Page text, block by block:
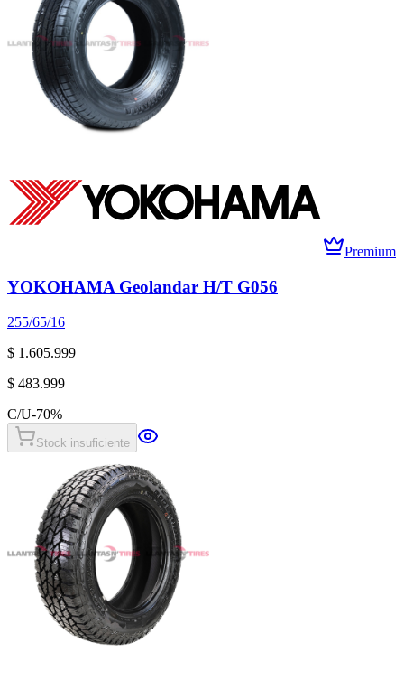
Premium
YOKOHAMA Geolandar H/T G056
255/65/16
$ 1.605.999
$ 483.999
C/U-70%
Stock insuficiente